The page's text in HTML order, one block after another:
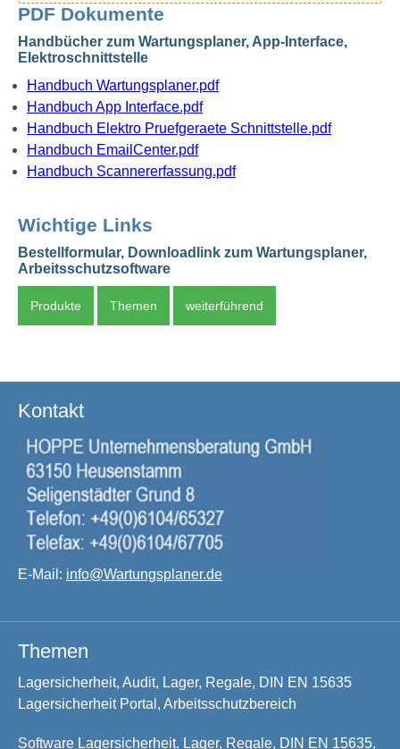
PDF Dokumente
Handbücher zum Wartungsplaner, App-Interface,
Elektroschnittstelle
Handbuch Wartungsplaner.pdf
Handbuch App Interface.pdf
Handbuch Elektro Pruefgeraete Schnittstelle.pdf
Handbuch EmailCenter.pdf
Handbuch Scannererfassung.pdf
Wichtige Links
Bestellformular, Downloadlink zum Wartungsplaner,
Arbeitsschutzsoftware
Produkte Themen weiterführend
Kontakt
E-Mail: info@Wartungsplaner.de
Themen
Lagersicherheit, Audit, Lager, Regale, DIN EN 15635
Lagersicherheit Portal, Arbeitsschutzbereich
Software Lagersicherheit. Lager, Regale, DIN EN 15635,